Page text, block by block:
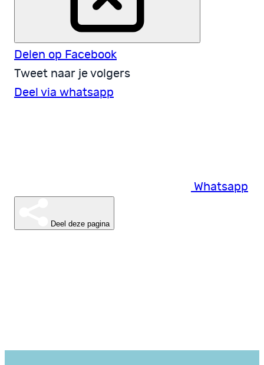
Delen op Facebook
Tweet naar je volgers
Deel via whatsapp
Whatsapp
Deel deze pagina